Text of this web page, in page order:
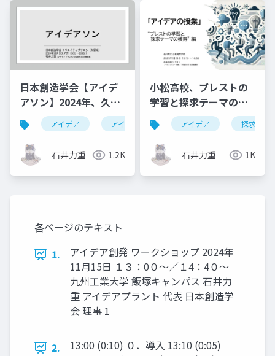
日本創造学会【アイデ
アソン】2024年、久留
米
アイデア アイデアソン ワークショップ
石井力重 1.2K
小松高校、ブレストの
学習と探求テーマの獲
得
アイデア 探求
石井力重 1K
各ページのテキスト
1.
アイデア創発 ワークショップ 2024年
11月15日 １３：0０～／１4：4０～
九州工業大学 飯塚キャンパス 石井力
重 アイデアプラント 代表 日本創造学
会 理事 1
2.
13:00 (0:10) ０．導入 13:10 (0:05)